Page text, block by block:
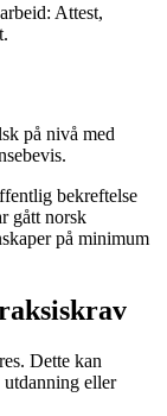
Attest,
på nivå med
bekreftelse
gått norsk
på minimum
Dette kan
eller